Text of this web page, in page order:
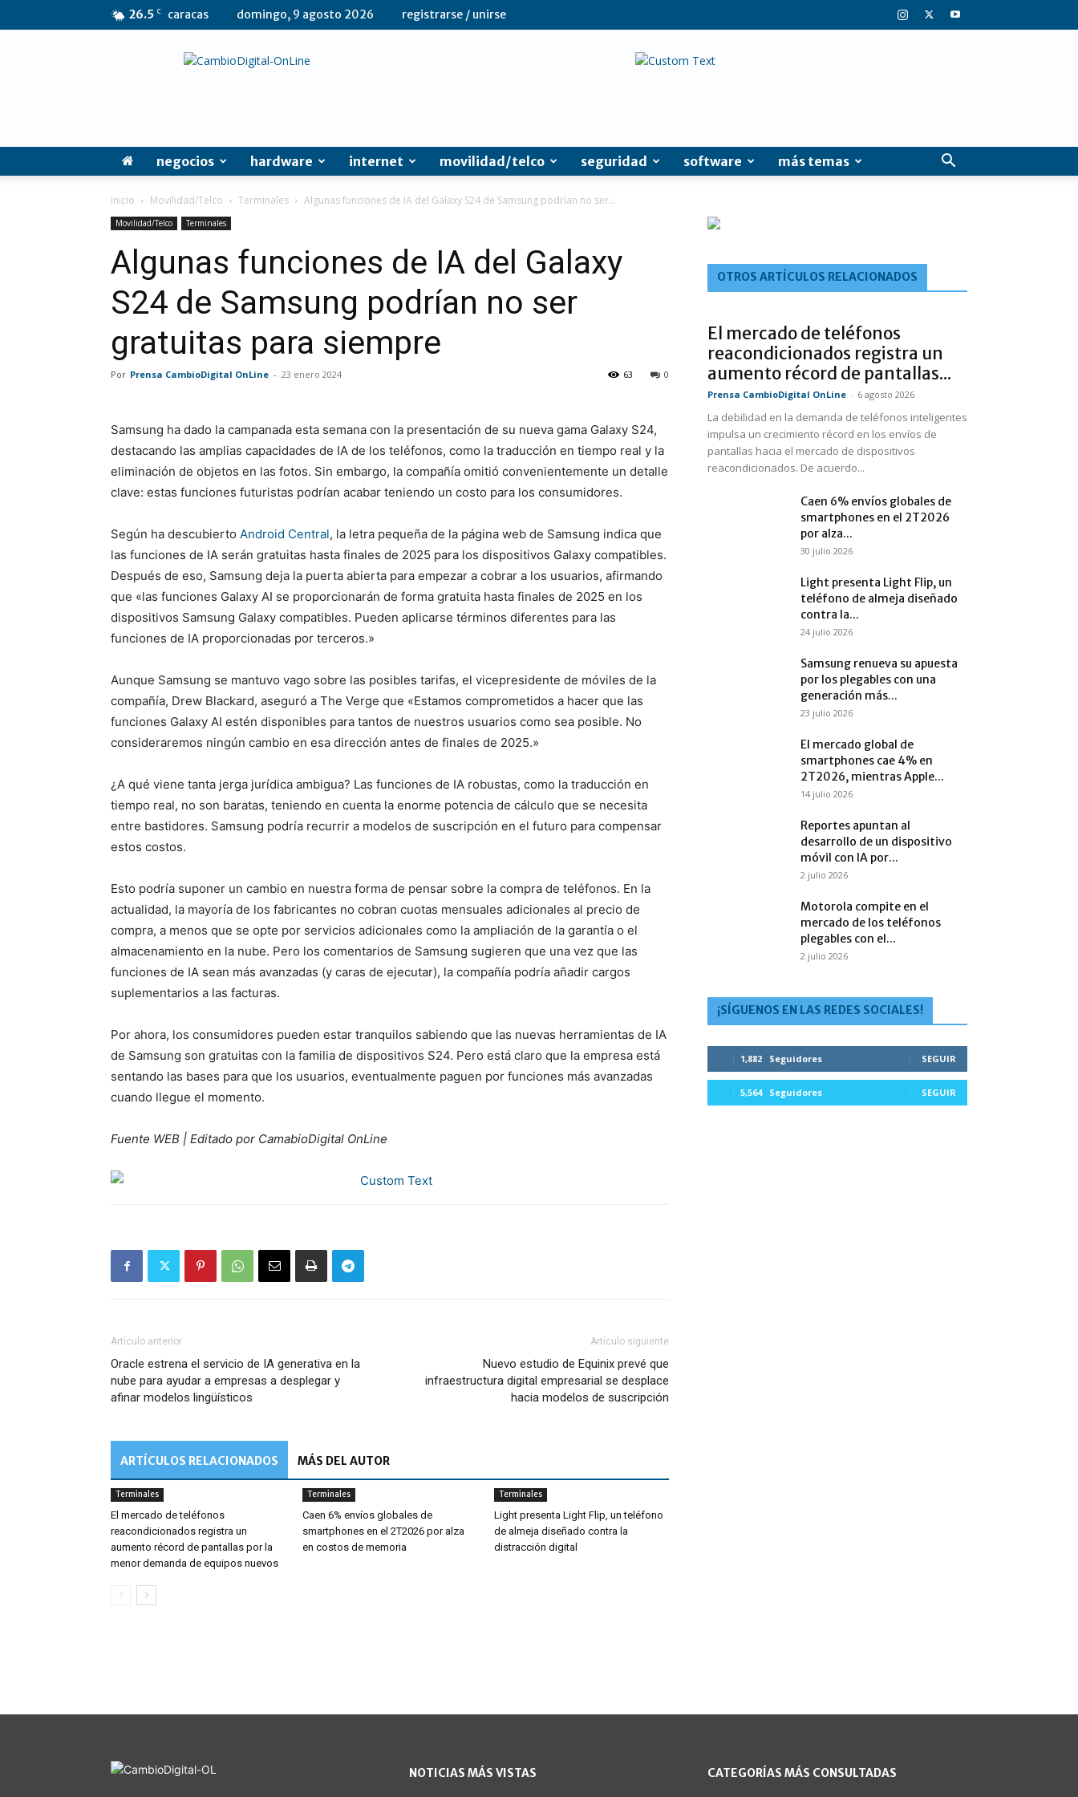
26.5 C caracas domingo, 9 agosto 2026 registrarse / unirse
CambioDigital
negocios hardware internet movilidad/telco seguridad software más temas
Inicio Movilidad/Telco Terminales Algunas funciones de IA del Galaxy S24 de Samsung podrían no ser...
Movilidad/Telco Terminales
Algunas funciones de IA del Galaxy
S24 de Samsung podrían no ser
gratuitas para siempre
Por Prensa CambioDigital OnLine - 23 enero 2024 0
63
Samsung ha dado la campanada esta semana con la presentación de su nueva gama Galaxy S24,
destacando las amplias capacidades de IA de los teléfonos, como la traducción en tiempo real y la
eliminación de objetos en las fotos. Sin embargo, la compañía omitió convenientemente un detalle
clave: estas funciones futuristas podrían acabar teniendo un costo para los consumidores.
Según ha descubierto Android Central, la letra pequeña de la página web de Samsung indica que
las funciones de IA serán gratuitas hasta finales de 2025 para los dispositivos Galaxy compatibles.
Después de eso, Samsung deja la puerta abierta para empezar a cobrar a los usuarios, afirmando
que «las funciones Galaxy AI se proporcionarán de forma gratuita hasta finales de 2025 en los
dispositivos Samsung Galaxy compatibles. Pueden aplicarse términos diferentes para las
funciones de IA proporcionadas por terceros.»
Aunque Samsung se mantuvo vago sobre las posibles tarifas, el vicepresidente de móviles de la
compañía, Drew Blackard, aseguró a The Verge que «Estamos comprometidos a hacer que las
funciones Galaxy AI estén disponibles para tantos de nuestros usuarios como sea posible. No
consideraremos ningún cambio en esa dirección antes de finales de 2025.»
¿A qué viene tanta jerga jurídica ambigua? Las funciones de IA robustas, como la traducción en
tiempo real, no son baratas, teniendo en cuenta la enorme potencia de cálculo que se necesita
entre bastidores. Samsung podría recurrir a modelos de suscripción en el futuro para compensar
estos costos.
Esto podría suponer un cambio en nuestra forma de pensar sobre la compra de teléfonos. En la
actualidad, la mayoría de los fabricantes no cobran cuotas mensuales adicionales al precio de
compra, a menos que se opte por servicios adicionales como la ampliación de la garantía o el
almacenamiento en la nube. Pero los comentarios de Samsung sugieren que una vez que las
funciones de IA sean más avanzadas (y caras de ejecutar), la compañía podría añadir cargos
suplementarios a las facturas.
Por ahora, los consumidores pueden estar tranquilos sabiendo que las nuevas herramientas de IA
de Samsung son gratuitas con la familia de dispositivos S24. Pero está claro que la empresa está
sentando las bases para que los usuarios, eventualmente paguen por funciones más avanzadas
cuando llegue el momento.
Fuente WEB | Editado por CamabioDigital OnLine
Artículo anterior
Oracle estrena el servicio de IA generativa en la
nube para ayudar a empresas a desplegar y
afinar modelos lingüísticos
Artículo siguiente
Nuevo estudio de Equinix prevé que
infraestructura digital empresarial se desplace
hacia modelos de suscripción
ARTÍCULOS RELACIONADOS MÁS DEL AUTOR
Terminales
El mercado de teléfonos
reacondicionados registra un
aumento récord de pantallas por la
menor demanda de equipos nuevos
Terminales
Caen 6% envíos globales de
smartphones en el 2T2026 por alza
en costos de memoria
Terminales
Light presenta Light Flip, un teléfono
de almeja diseñado contra la
distracción digital
OTROS ARTÍCULOS RELACIONADOS
El mercado de teléfonos
reacondicionados registra un
aumento récord de pantallas...
Prensa CambioDigital OnLine - 6 agosto 2026
La debilidad en la demanda de teléfonos inteligentes
impulsa un crecimiento récord en los envíos de
pantallas hacia el mercado de dispositivos
reacondicionados. De acuerdo...
Caen 6% envíos globales de
smartphones en el 2T2026
por alza...
30 julio 2026
Light presenta Light Flip, un
teléfono de almeja diseñado
contra la...
24 julio 2026
Samsung renueva su apuesta
por los plegables con una
generación más...
23 julio 2026
El mercado global de
smartphones cae 4% en
2T2026, mientras Apple...
14 julio 2026
Reportes apuntan al
desarrollo de un dispositivo
móvil con IA por...
2 julio 2026
Motorola compite en el
mercado de los teléfonos
plegables con el...
2 julio 2026
¡SÍGUENOS EN LAS REDES SOCIALES!
1,882 Seguidores SEGUIR
5,564 Seguidores SEGUIR
NOTICIAS MÁS VISTAS CATEGORÍAS MÁS CONSULTADAS